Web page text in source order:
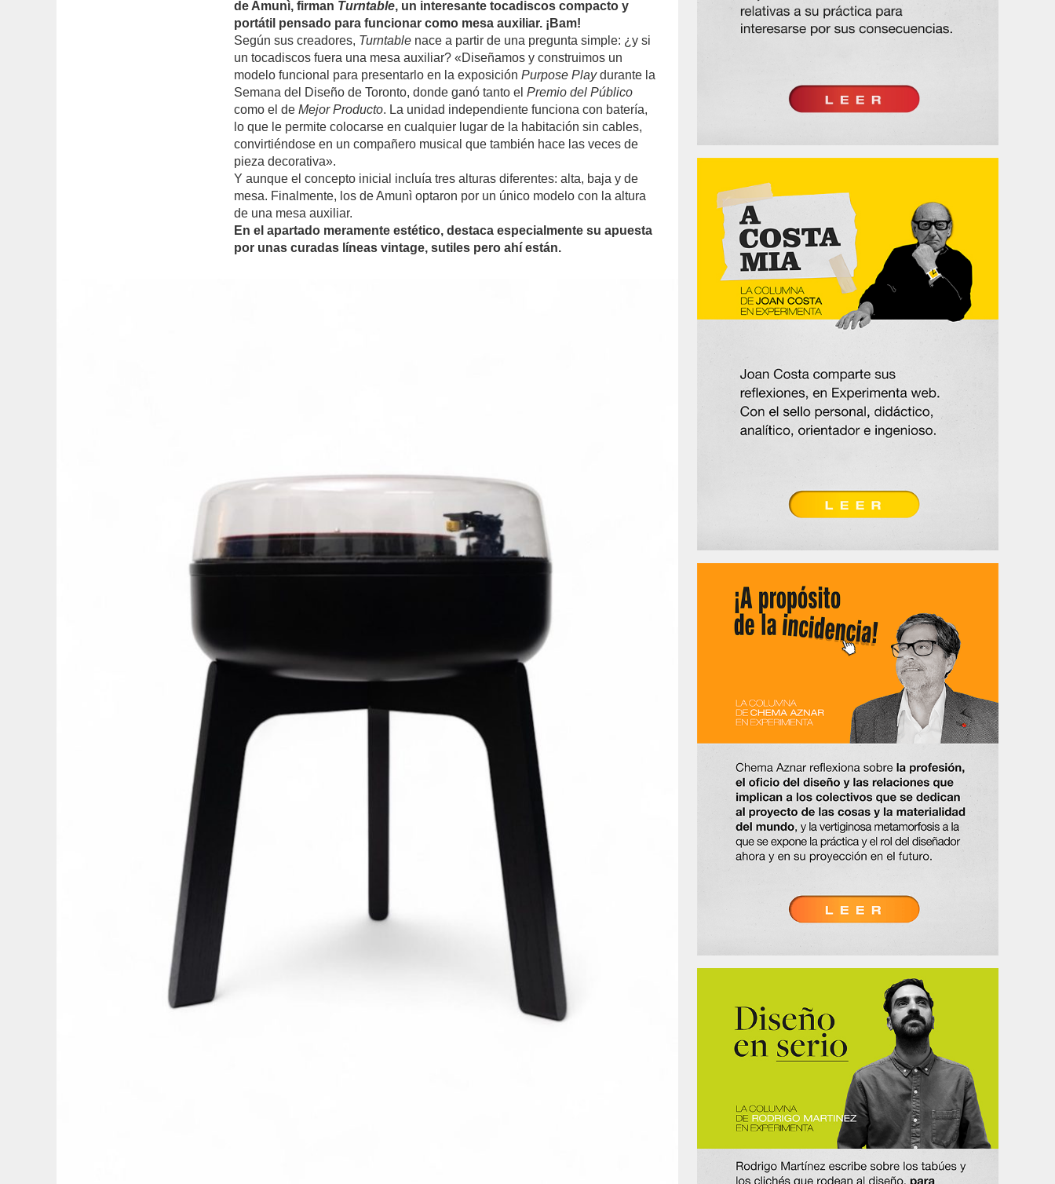
de Amunì, firman Turntable, un interesante tocadiscos compacto y
portátil pensado para funcionar como mesa auxiliar. ¡Bam!
Según sus creadores, Turntable nace a partir de una pregunta simple: ¿y si
un tocadiscos fuera una mesa auxiliar? «Diseñamos y construimos un
modelo funcional para presentarlo en la exposiciónPurpose Playdurante la
Semana del Diseño de Toronto, donde ganó tanto elPremio del Público
como el deMejor Producto. La unidad independiente funciona con batería,
lo que le permite colocarse en cualquier lugar de la habitación sin cables,
convirtiéndose en un compañero musical que también hace las veces de
pieza decorativa».
Y aunque el concepto inicial incluía tres alturas diferentes: alta, baja y de
mesa. Finalmente, los de Amunì optaron por un único modelo con la altura
de una mesa auxiliar.
En el apartado meramente estético, destaca especialmente su apuesta
por unas curadas líneas vintage, sutiles pero ahí están.